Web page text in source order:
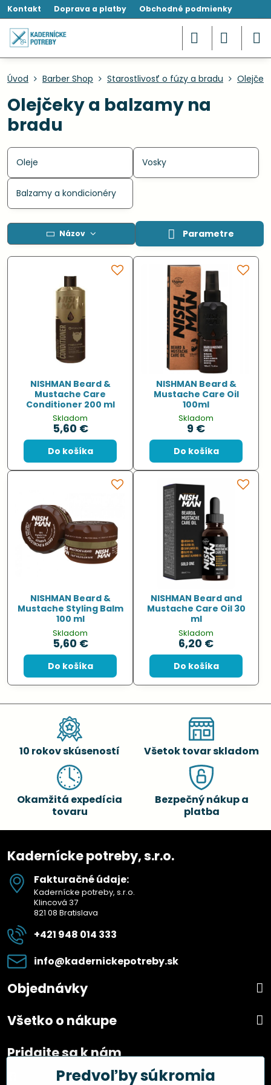
Kontakt Doprava a platby Obchodné podmienky
Úvod Barber Shop Starostlivosť o fúzy a bradu
Olejčeky a balzamy na
bradu
Oleje Vosky
Balzamy a kondicionéry
Názov Parametre
NISHMAN Beard &
Mustache Care
Conditioner 200 ml
Skladom
5,60 €
Do košíka
NISHMAN Beard &
Mustache Care Oil
100ml
Skladom
9 €
Do košíka
NISHMAN Beard &
Mustache Styling Balm
100 ml
Skladom
5,60 €
Do košíka
NISHMAN Beard and
Mustache Care Oil 30
ml
Skladom
6,20 €
Do košíka
10 rokov skúseností Všetok tovar skladom
Okamžitá expedícia
tovaru
Bezpečný nákup a
platba
Kadernícke potreby, s.r.o.
Fakturačné údaje:
Kadernícke potreby, s.r.o.
Klincová 37
821 08 Bratislava
+421 948 014 333
info​@kadernickepotreby​.sk
Objednávky
Všetko o nákupe
Pridajte sa k nám
FacebookPredvoľby súkromia